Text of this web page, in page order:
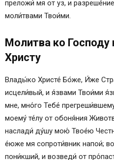
преложи́ мя от уз, и
моли́твами Твои́ми.
Молитва ко
Христу
Влады́ко Христе́ Бо́же, И́же
исцели́вый, и я́звами Твои́ми
мне, мно́го Тебе́
моему́ те́лу от обоня́ния
наслади́ ду́шу мою́ Твое́ю
е́юже мя сопроти́вник напои́;
пони́кший, и возведи́ от